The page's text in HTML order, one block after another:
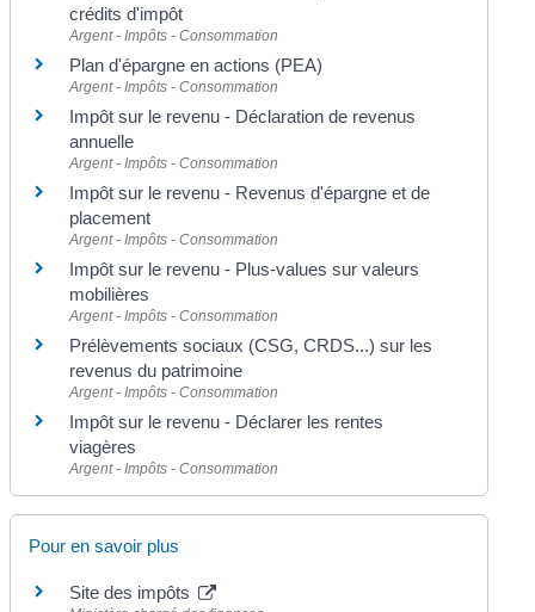
crédits d'impôt
Argent - Impôts - Consommation
Plan d'épargne en actions (PEA)
Argent - Impôts - Consommation
Impôt sur le revenu - Déclaration de revenus
annuelle
Argent - Impôts - Consommation
Impôt sur le revenu - Revenus d'épargne et de
placement
Argent - Impôts - Consommation
Impôt sur le revenu - Plus-values sur valeurs
mobilières
Argent - Impôts - Consommation
Prélèvements sociaux (CSG, CRDS...) sur les
revenus du patrimoine
Argent - Impôts - Consommation
Impôt sur le revenu - Déclarer les rentes
viagères
Argent - Impôts - Consommation
Pour en savoir plus
Site des impôts